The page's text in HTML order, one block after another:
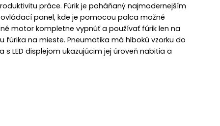
práce. Fúrik je poháňaný najmodernejším
panel, kde je pomocou palca možné
motor kompletne vypnúť a používať fúrik len na
na mieste. Pneumatika má hlbokú vzorku do
LED displejom ukazujúcim jej úroveň nabitia a